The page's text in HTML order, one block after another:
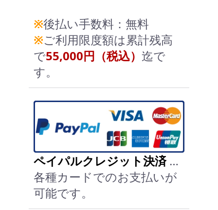
※後払い手数料：無料
※ご利用限度額は累計残高
で55,000円（税込） 迄で
す。
ペイパルクレジット決済…
各種カードでのお支払いが
可能です。